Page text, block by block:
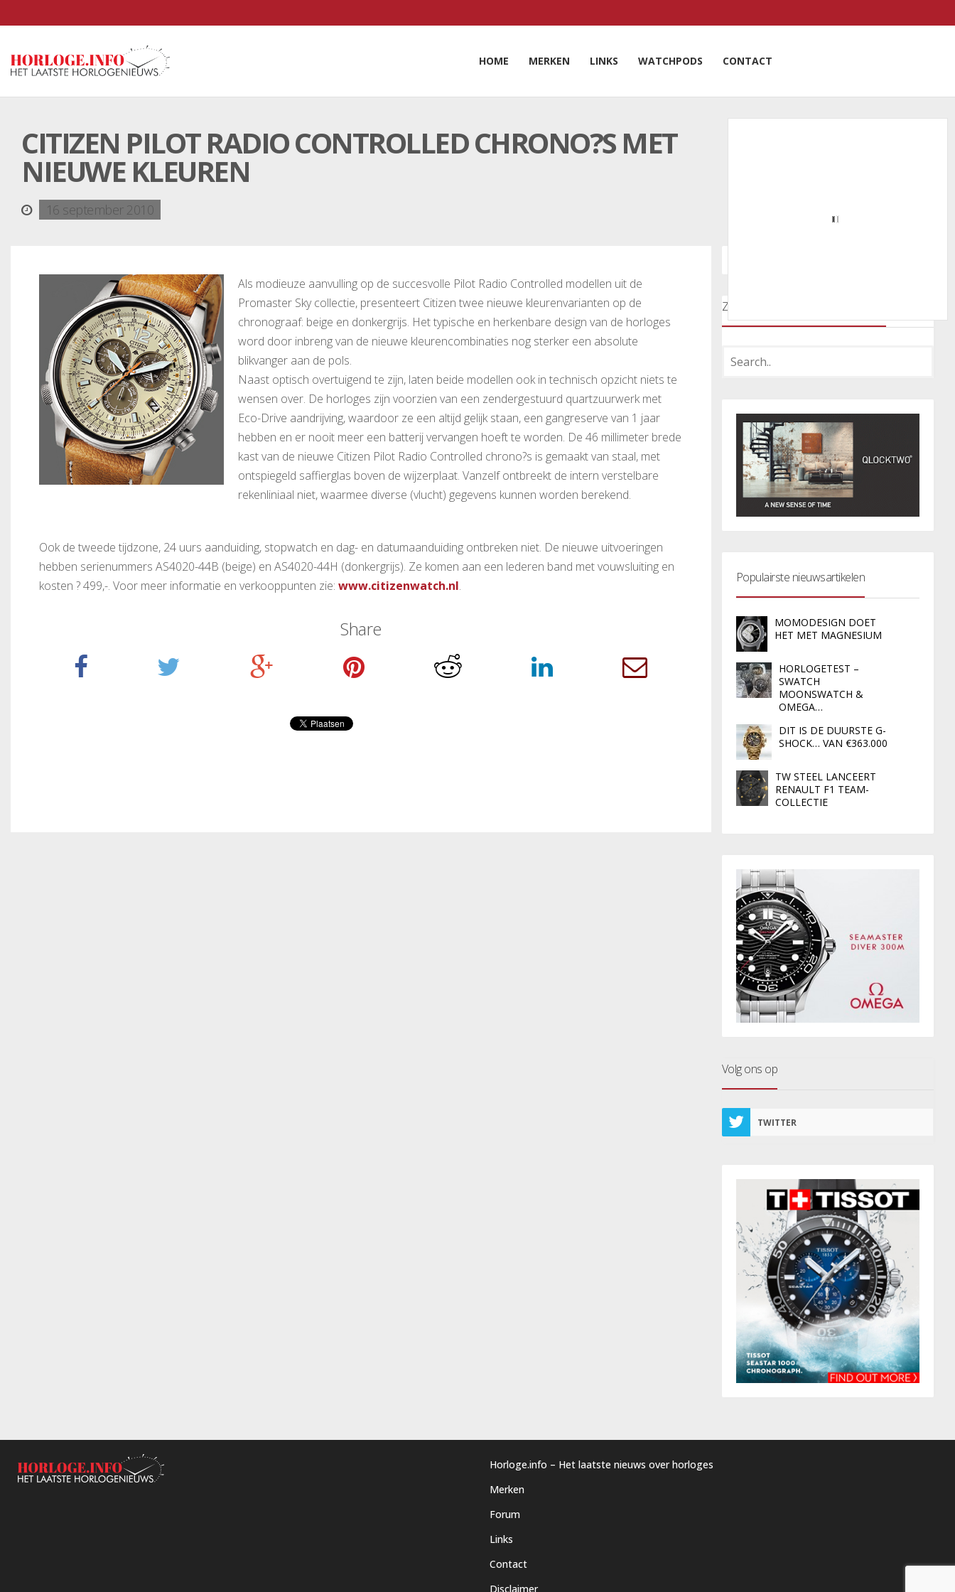
HOME MERKEN LINKS WATCHPODS CONTACT
CITIZEN PILOT RADIO CONTROLLED CHRONO?S MET
NIEUWE KLEUREN
16 september 2010
Als modieuze aanvulling op de succesvolle Pilot Radio Controlled modellen uit de
Promaster Sky collectie, presenteert Citizen twee nieuwe kleurenvarianten op de
chronograaf: beige en donkergrijs. Het typische en herkenbare design van de horloges
word door inbreng van de nieuwe kleurencombinaties nog sterker een absolute
blikvanger aan de pols.
Naast optisch overtuigend te zijn, laten beide modellen ook in technisch opzicht niets te
wensen over. De horloges zijn voorzien van een zendergestuurd quartzuurwerk met
Eco-Drive aandrijving, waardoor ze een altijd gelijk staan, een gangreserve van 1 jaar
hebben en er nooit meer een batterij vervangen hoeft te worden. De 46 millimeter brede
kast van de nieuwe Citizen Pilot Radio Controlled chrono?s is gemaakt van staal, met
ontspiegeld saffierglas boven de wijzerplaat. Vanzelf ontbreekt de intern verstelbare
rekenliniaal niet, waarmee diverse (vlucht) gegevens kunnen worden berekend.
Ook de tweede tijdzone, 24 uurs aanduiding, stopwatch en dag- en datumaanduiding ontbreken niet. De nieuwe uitvoeringen
hebben serienummers AS4020-44B (beige) en AS4020-44H (donkergrijs). Ze komen aan een lederen band met vouwsluiting en
kosten ? 499,-. Voor meer informatie en verkooppunten zie: www.citizenwatch.nl.
Share
Zoeken door onze nieuwsartikelen
Populairste nieuwsartikelen
MOMODESIGN DOET
HET MET MAGNESIUM
HORLOGETEST –
SWATCH
MOONSWATCH &
OMEGA…
DIT IS DE DUURSTE G-
SHOCK… VAN €363.000
TW STEEL LANCEERT
RENAULT F1 TEAM-
COLLECTIE
Volg ons op
TWITTER
Horloge.info – Het laatste nieuws over horloges
Merken
Forum
Links
Contact
Disclaimer